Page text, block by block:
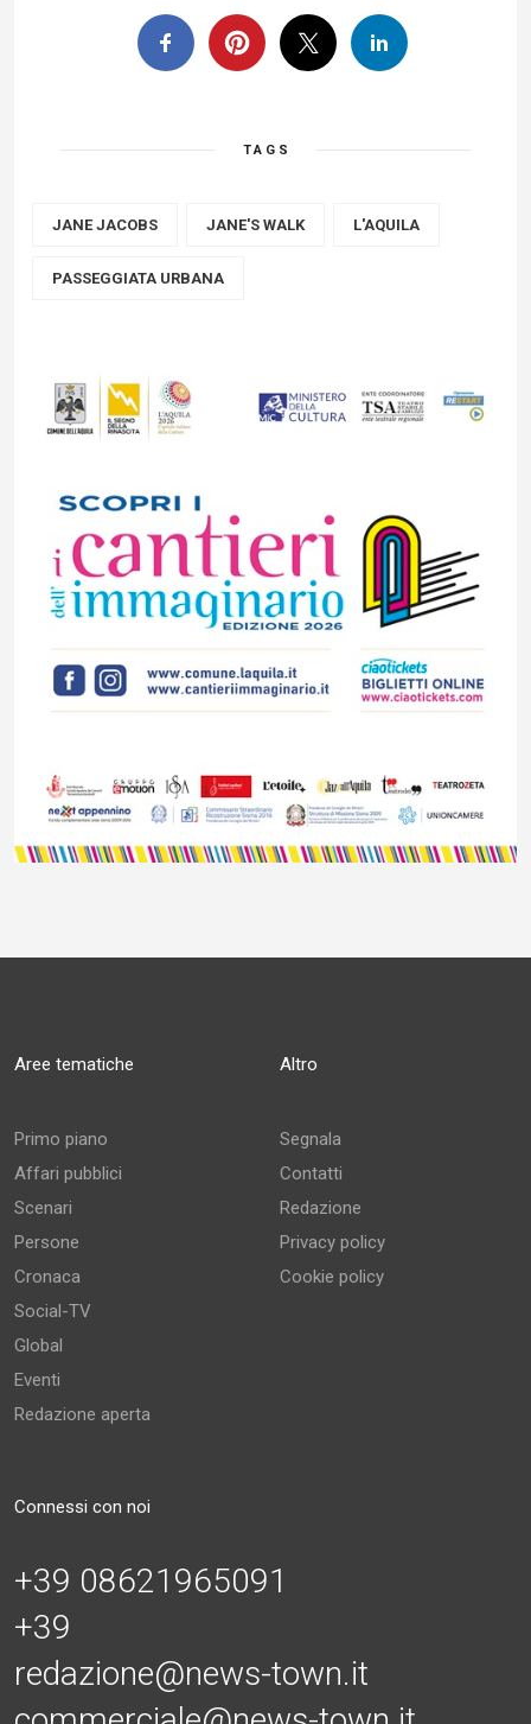
TAGS
JANE JACOBS JANE'S WALK L'AQUILA
PASSEGGIATA URBANA
Aree tematiche
Primo piano
Affari pubblici
Scenari
Persone
Cronaca
Social-TV
Global
Eventi
Redazione aperta
Altro
Segnala
Contatti
Redazione
Privacy policy
Cookie policy
Connessi con noi
+39 08621965091
+39
redazione@news-town.it